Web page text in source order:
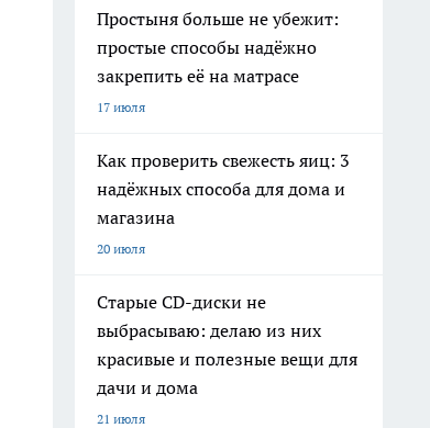
Простыня больше не убежит:
простые способы надёжно
закрепить её на матрасе
17 июля
Как проверить свежесть яиц: 3
надёжных способа для дома и
магазина
20 июля
Старые CD-диски не
выбрасываю: делаю из них
красивые и полезные вещи для
дачи и дома
21 июля